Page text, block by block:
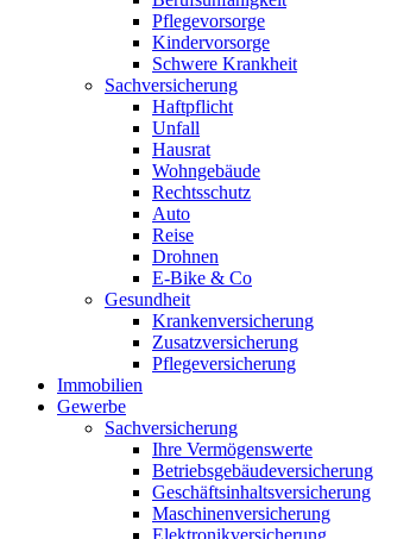
Pflegevorsorge
Kindervorsorge
Schwere Krankheit
Sachversicherung
Haftpflicht
Unfall
Hausrat
Wohngebäude
Rechtsschutz
Auto
Reise
Drohnen
E-Bike & Co
Gesundheit
Krankenversicherung
Zusatzversicherung
Pflegeversicherung
Immobilien
Gewerbe
Sachversicherung
Ihre Vermögenswerte
Betriebsgebäudeversicherung
Geschäftsinhaltsversicherung
Maschinenversicherung
Elektronikversicherung